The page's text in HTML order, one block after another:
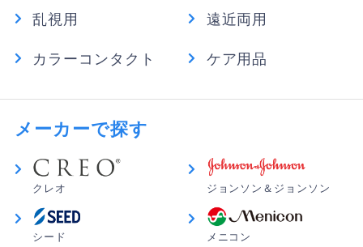
乱視用 遠近両用
カラーコンタクト ケア用品
メーカーで探す
クレオ ジョンソン＆ジョンソン
シード メニコン